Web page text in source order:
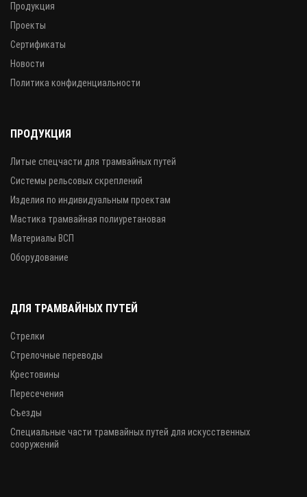
Продукция
Проекты
Сертификаты
Новости
Политика конфиденциальности
ПРОДУКЦИЯ
Литые спецчасти для трамвайных путей
Системы рельсовых скреплений
Изделия по индивидуальным проектам
Мастика трамвайная полиуретановая
Материалы ВСП
Оборудование
ДЛЯ ТРАМВАЙНЫХ ПУТЕЙ
Стрелки
Стрелочные переводы
Крестовины
Пересечения
Съезды
Специальные части трамвайных путей для искусственных
сооружений